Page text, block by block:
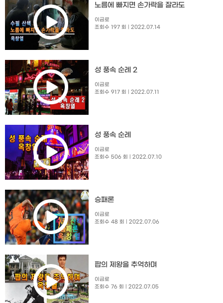
노름에 빠지면 손가락을 잘라도
이금로
조회수 197 회
| 2022.07.14
성 풍속 순례 2
이금로
조회수 917 회
| 2022.07.11
성 풍속 순례
이금로
조회수 506 회
| 2022.07.10
승패론
이금로
조회수 48 회
| 2022.07.06
팝의 제왕을 추억하며
이금로
조회수 76 회
| 2022.07.05